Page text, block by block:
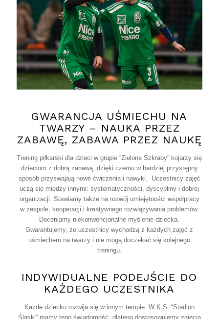
GWARANCJA UŚMIECHU NA
TWARZY – NAUKA PRZEZ
ZABAWĘ, ZABAWA PRZEZ NAUKĘ
Trening piłkarski dla dzieci w grupie “Zielone Szkraby” kojarzy się
dzieciom z dobrą zabawą, dzięki czemu w bardziej przystępny
sposób przyswajają nowe ćwiczenia i nawyki. Uczestnicy zajęć
uczą się między innymi: systematyczności, dyscypliny i dobrej
organizacji. Stawiamy także na rozwój umiejętności współpracy
w zespole, kooperacji i kreatywnego rozwiązywania problemów.
Doceniamy niekonwencjonalne myślenie dziecka.
Gwarantujemy, że uczestnicy wychodzą z każdych zajęć z
uśmiechem na twarzy i nie mogą doczekać się kolejnego
treningu.
INDYWIDUALNE PODEJŚCIE DO
KAŻDEGO UCZESTNIKA
Każde dziecko rozwija się w innym tempie. W K.S. “Stadion
Śląski” mamy tego świadomość, dlatego dostosowujemy zajęcia